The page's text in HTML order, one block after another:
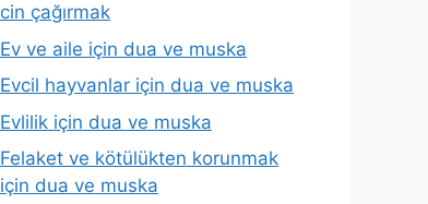
cin çağırmak
Ev ve aile için dua ve muska
Evcil hayvanlar için dua ve muska
Evlilik için dua ve muska
Felaket ve kötülükten korunmak
için dua ve muska